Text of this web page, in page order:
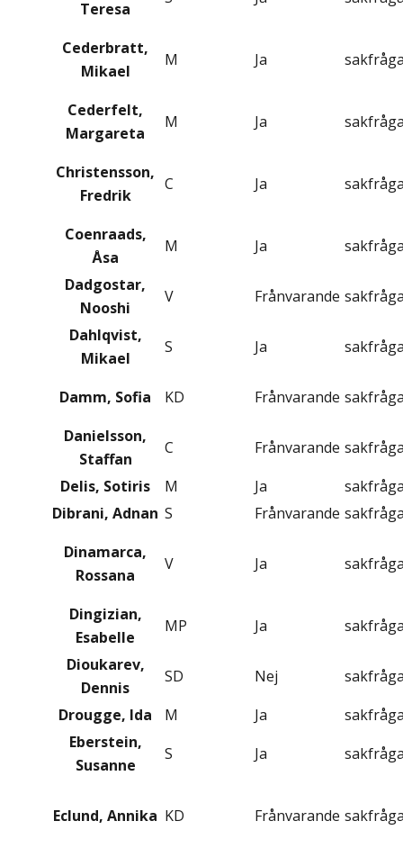
Teresa
Cederbratt,
Mikael
M Ja
Cederfelt,
Margareta
M Ja
Christensson,
Fredrik
C Ja
Coenraads,
Åsa
M Ja
Dadgostar,
Nooshi
V Frånvarande
Dahlqvist,
Mikael
S Ja
Damm, Sofia KD Frånvarande
Danielsson,
Staffan
C Frånvarande
Delis, Sotiris
M Ja
Dibrani, Adnan S Frånvarande
Dinamarca,
Rossana
V Ja
Dingizian,
Esabelle
MP Ja
Dioukarev,
Dennis
SD Nej
Drougge, Ida
M Ja
Eberstein,
Susanne
S Ja
Eclund, Annika KD Frånvarande